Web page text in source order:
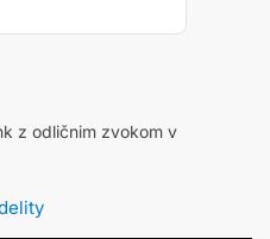
z odličnim zvokom v